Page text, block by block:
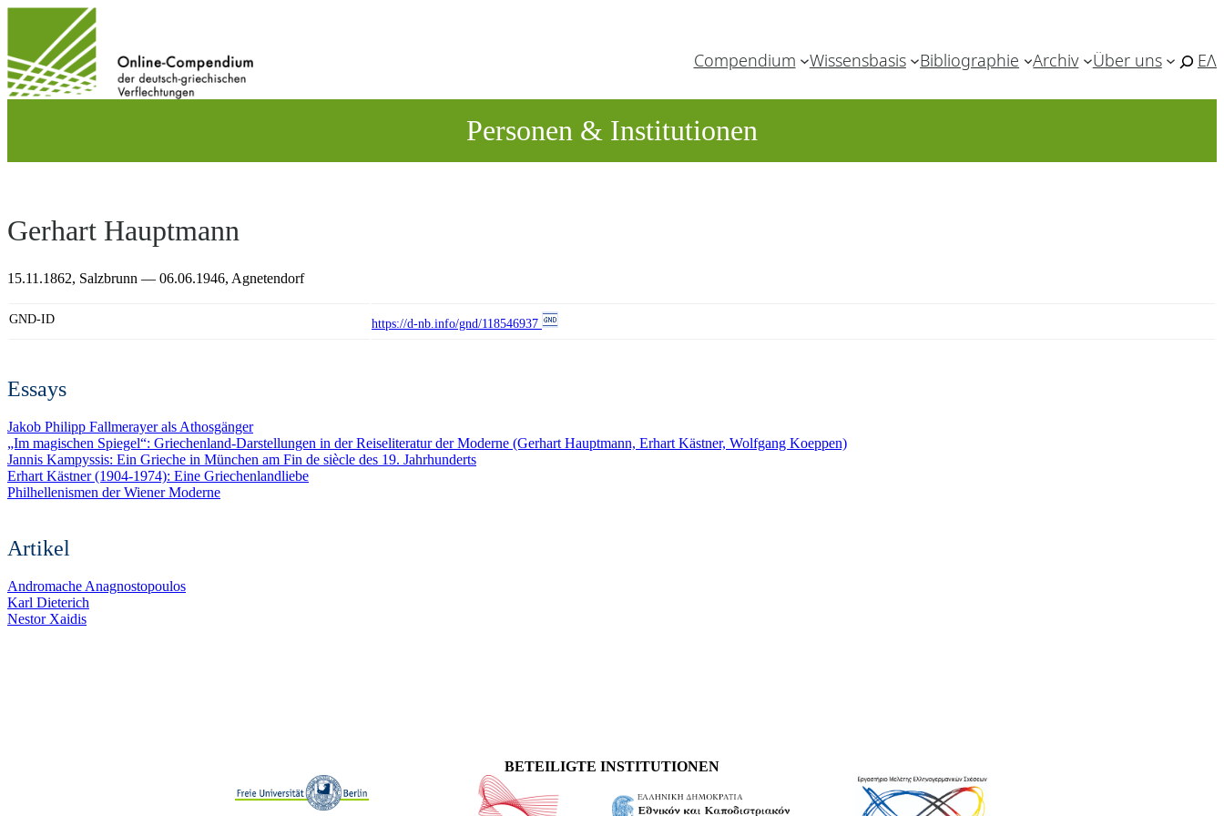
wechseln
Compendium Wissensbasis Bibliographie Archiv Über uns ΕΛ
Personen & Institutionen
Gerhart Hauptmann
15.11.1862, Salzbrunn — 06.06.1946, Agnetendorf
GND-ID https://d-nb.info/gnd/118546937
Essays
Jakob Philipp Fallmerayer als Athosgänger
„Im magischen Spiegel“: Griechenland-Darstellungen in der Reiseliteratur der Moderne (Gerhart Hauptmann, Erhart Kästner, Wolfgang Koeppen)
Jannis Kampyssis: Ein Grieche in München am Fin de siècle des 19. Jahrhunderts
Erhart Kästner (1904-1974): Eine Griechenlandliebe
Philhellenismen der Wiener Moderne
Artikel
Andromache Anagnostopoulos
Karl Dieterich
Nestor Xaidis
BETEILIGTE INSTITUTIONEN